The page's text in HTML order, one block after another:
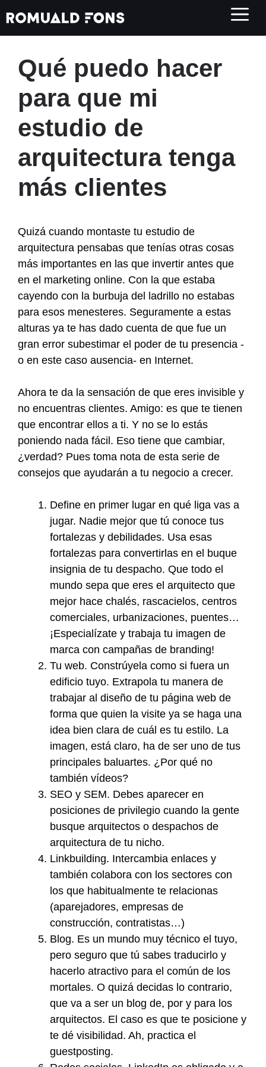
al
contenido
Qué puedo hacer
para que mi
estudio de
arquitectura tenga
más clientes
Quizá cuando montaste tu estudio de
arquitectura pensabas que tenías otras cosas
más importantes en las que invertir antes que
en el marketing online. Con la que estaba
cayendo con la burbuja del ladrillo no estabas
para esos menesteres. Seguramente a estas
alturas ya te has dado cuenta de que fue un
gran error subestimar el poder de tu presencia -
o en este caso ausencia- en Internet.
Ahora te da la sensación de que eres invisible y
no encuentras clientes. Amigo: es que te tienen
que encontrar ellos a ti. Y no se lo estás
poniendo nada fácil. Eso tiene que cambiar,
¿verdad? Pues toma nota de esta serie de
consejos que ayudarán a tu negocio a crecer.
Define en primer lugar en qué liga vas a
jugar. Nadie mejor que tú conoce tus
fortalezas y debilidades. Usa esas
fortalezas para convertirlas en el buque
insignia de tu despacho. Que todo el
mundo sepa que eres el arquitecto que
mejor hace chalés, rascacielos, centros
comerciales, urbanizaciones, puentes…
¡Especialízate y trabaja tu imagen de
marca con campañas de branding!
Tu web. Constrúyela como si fuera un
edificio tuyo. Extrapola tu manera de
trabajar al diseño de tu página web de
forma que quien la visite ya se haga una
idea bien clara de cuál es tu estilo. La
imagen, está claro, ha de ser uno de tus
principales baluartes. ¿Por qué no
también vídeos?
SEO y SEM. Debes aparecer en
posiciones de privilegio cuando la gente
busque arquitectos o despachos de
arquitectura de tu nicho.
Linkbuilding. Intercambia enlaces y
también colabora con los sectores con
los que habitualmente te relacionas
(aparejadores, empresas de
construcción, contratistas…)
Blog. Es un mundo muy técnico el tuyo,
pero seguro que tú sabes traducirlo y
hacerlo atractivo para el común de los
mortales. O quizá decidas lo contrario,
que va a ser un blog de, por y para los
arquitectos. El caso es que te posicione y
te dé visibilidad. Ah, practica el
guestposting.